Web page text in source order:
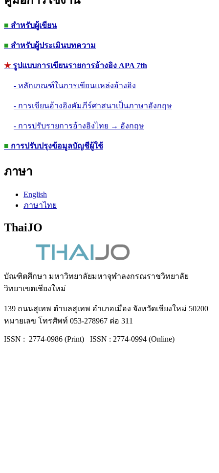
■ สำหรับผู้เขียน
■ สำหรับผู้ประเมินบทความ
★รูปแบบการเขียนรายการอ้างอิง APA 7th
- หลักเกณฑ์ในการเขียนแหล่งอ้างอิง
- การเขียนอ้างอิงคัมภีร์ศาสนาเป็นภาษาอังกฤษ
- การปรับรายการอ้างอิงไทย → อังกฤษ
■ การปรับปรุงข้อมูลบัญชีผู้ใช้
ภาษา
English
ภาษาไทย
ThaiJO
บัณฑิตศึกษา มหาวิทยาลัยมหาจุฬาลงกรณราชวิทยาลัย
วิทยาเขตเชียงใหม่
139 ถนนสุเทพ ตำบลสุเทพ อำเภอเมือง จังหวัดเชียงใหม่ 50200
หมายเลข โทรศัพท์ 053-278967 ต่อ 311
ISSN : 2774-0986 (Print) ISSN : 2774-0994 (Online)